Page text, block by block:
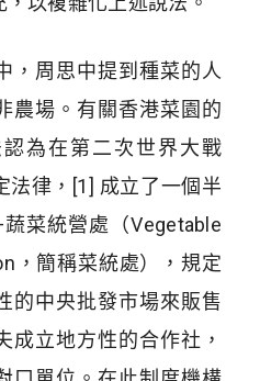
，周思中提到種菜的人
農場。有關香港菜園的
為在第二次世界大戰
法律，[1] 成立了一個半
菜統營處（Vegetable
，簡稱菜統處），規定
的中央批發市場來販售
成立地方性的合作社，